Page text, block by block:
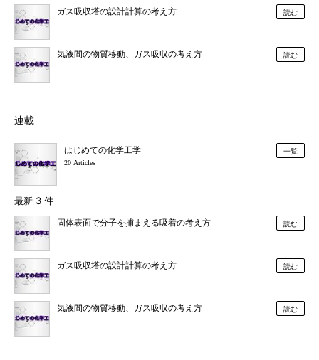
ガス吸収塔の設計計算の考え方 読む
気液間の物質移動、ガス吸収の考え方 読む
連載
はじめての化学工学
20 Articles
一覧
最新 3 件
固体表面で分子を捕まえる吸着の考え方 読む
ガス吸収塔の設計計算の考え方 読む
気液間の物質移動、ガス吸収の考え方 読む